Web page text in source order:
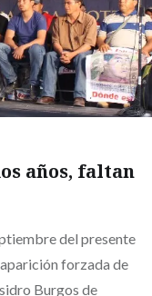
años, faltan
del presente
forzada de
Burgos de